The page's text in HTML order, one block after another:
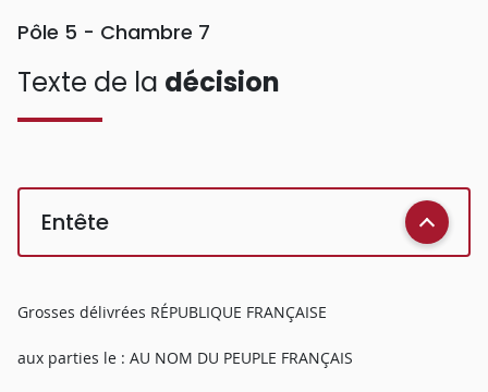
Pôle 5 - Chambre 7
Texte de la décision
Entête
Grosses délivrées RÉPUBLIQUE FRANÇAISE
aux parties le : AU NOM DU PEUPLE FRANÇAIS